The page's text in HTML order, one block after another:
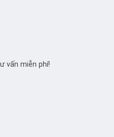
vấn miễn phí!